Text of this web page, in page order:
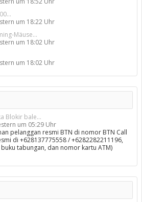
um 18:22 Uhr
Mäuse...
um 18:02 Uhr
um 18:02 Uhr
Blokir bale...
um 05:29 Uhr
pelanggan resmi BTN di nomor BTN Call
di +628137775558 / +6282282211196,
tabungan, dan nomor kartu ATM)